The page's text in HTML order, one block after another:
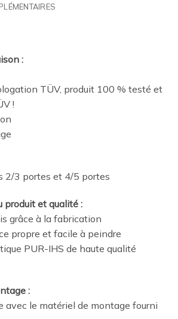
:
TÜV, produit 100 % testé et
!
2/3 portes et 4/5 portes
produit et qualité :
grâce à la fabrication
propre et facile à peindre
PUR-IHS de haute qualité
:
avec le matériel de montage fourni